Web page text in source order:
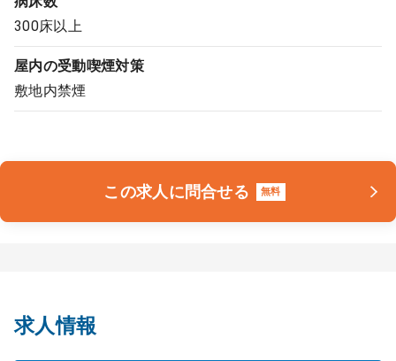
DtoDとは
300床以上
屋内の受動喫煙対策
敷地内禁煙
この求人に問合せる 無料
求人情報